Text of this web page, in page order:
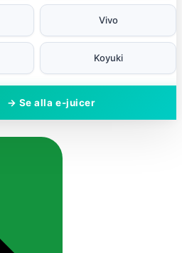
Vivo
Koyuki
→ Se alla e-juicer